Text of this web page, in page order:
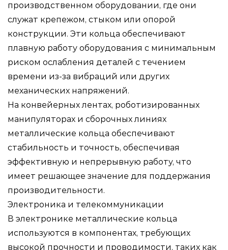
производственном оборудовании, где они
служат крепежом, стыком или опорой
конструкции. Эти кольца обеспечивают
плавную работу оборудования с минимальным
риском ослабления деталей с течением
времени из-за вибраций или других
механических напряжений.
На конвейерных лентах, роботизированных
манипуляторах и сборочных линиях
металлические кольца обеспечивают
стабильность и точность, обеспечивая
эффективную и непрерывную работу, что
имеет решающее значение для поддержания
производительности.
Электроника и телекоммуникации
В электронике металлические кольца
используются в компонентах, требующих
высокой прочности и проводимости, таких как